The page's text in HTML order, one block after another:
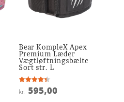
Bear KompleX Apex
Premium Læder
Vægtløftningsbælte
Sort str. L
Vurderet
4.4
kr. 595,00